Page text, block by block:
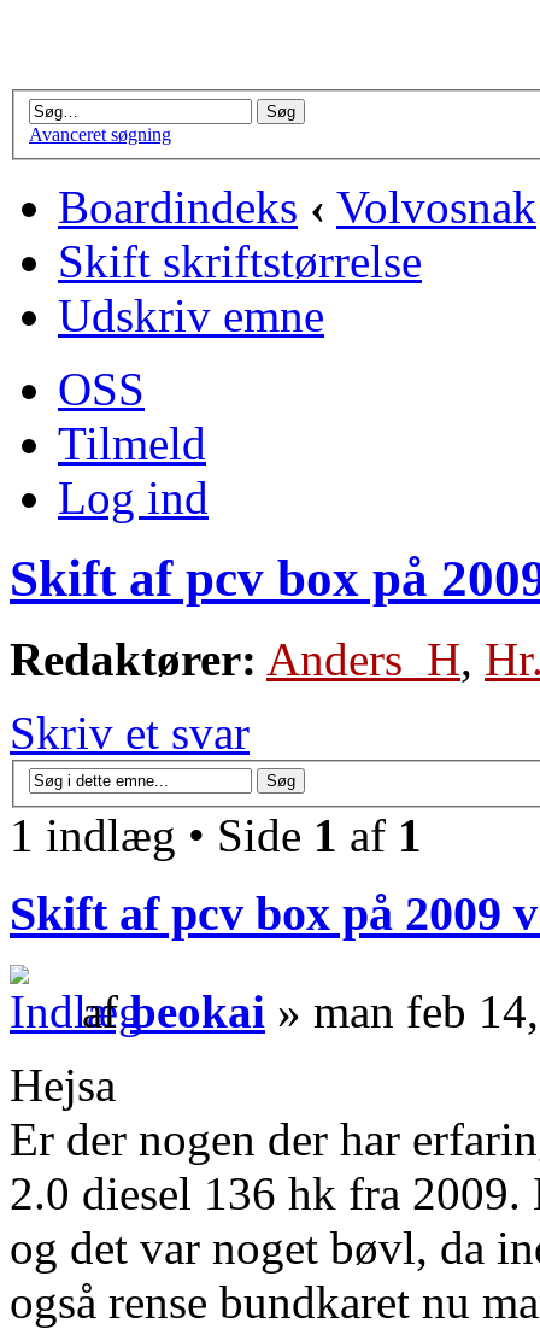
Avanceret søgning
Boardindeks ‹ Volvosnak
Skift skriftstørrelse
Udskriv emne
OSS
Tilmeld
Log ind
Skift af pcv box på
Redaktører: Anders_H,
Skriv et svar
1 indlæg • Side 1 af 1
Skift af pcv box på 2009
afbeokai » man feb
Hejsa
Er der nogen der har
2.0 diesel 136 hk fra
og det var noget bøvl, da
også rense bundkaret nu